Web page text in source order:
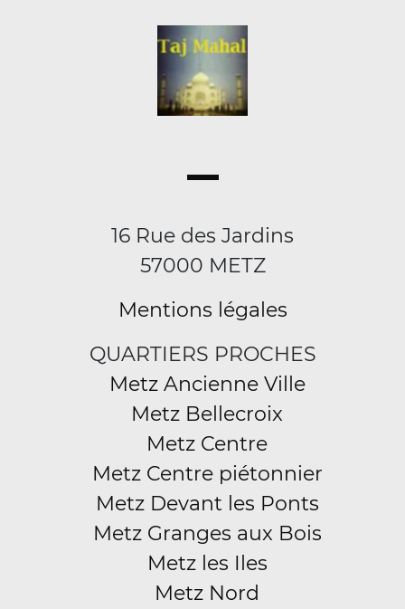
16 Rue des Jardins
57000 METZ
Mentions légales
QUARTIERS PROCHES
Metz Ancienne Ville
Metz Bellecroix
Metz Centre
Metz Centre piétonnier
Metz Devant les Ponts
Metz Granges aux Bois
Metz les Iles
Metz Nord